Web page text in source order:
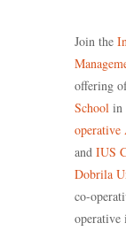
Join the
offering
School in
operative
and IUS
Dobrila
co-
operative